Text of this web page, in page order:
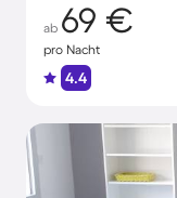
ab 69 €
pro Nacht
4.4